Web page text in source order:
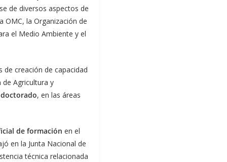
de diversos aspectos de
OMC, la Organización de
el Medio Ambiente y el
de creación de capacidad
Agricultura y
doctorado, en las áreas
de formación en el
en la Junta Nacional de
técnica relacionada